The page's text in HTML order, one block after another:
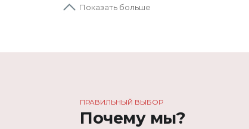
Показать больше
ПРАВИЛЬНЫЙ ВЫБОР
Почему мы?